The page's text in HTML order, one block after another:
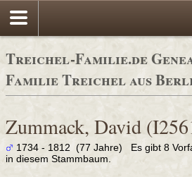
Treichel-Familie.de
Familie Treichel aus
Zummack, David
1734 - 1812 (77 Jahre) Es gibt 8
in diesem Stammbaum.